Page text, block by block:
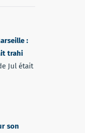
:
trahi
Jul était
son